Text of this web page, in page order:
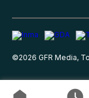
©2026 GFR Media,